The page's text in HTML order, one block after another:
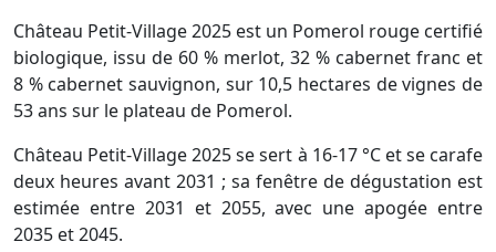
Château Petit-Village 2025 est un Pomerol rouge certifié
biologique, issu de 60 % merlot, 32 % cabernet franc et
8 % cabernet sauvignon, sur 10,5 hectares de vignes de
53 ans sur le plateau de Pomerol.
Château Petit-Village 2025 se sert à 16-17 °C et se carafe
deux heures avant 2031 ; sa fenêtre de dégustation est
estimée entre 2031 et 2055, avec une apogée entre
2035 et 2045.